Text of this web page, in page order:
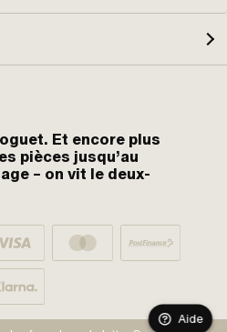
Et encore plus
pièces jusqu’au
– on vit le deux-
Aide